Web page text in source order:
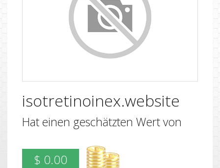
isotretinoinex.website
Hat einen geschätzten Wert von
$ 0.00